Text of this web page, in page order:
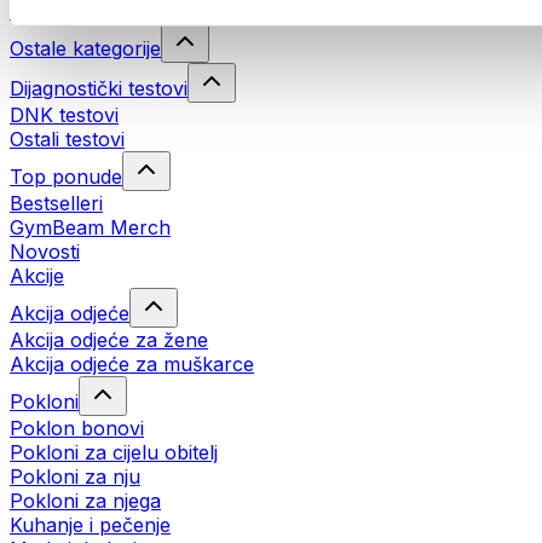
Ostale kategorije
Dijagnostički testovi
DNK testovi
Ostali testovi
Top ponude
Bestselleri
GymBeam Merch
Novosti
Akcije
Akcija odjeće
Akcija odjeće za žene
Akcija odjeće za muškarce
Pokloni
Poklon bonovi
Pokloni za cijelu obitelj
Pokloni za nju
Pokloni za njega
Kuhanje i pečenje